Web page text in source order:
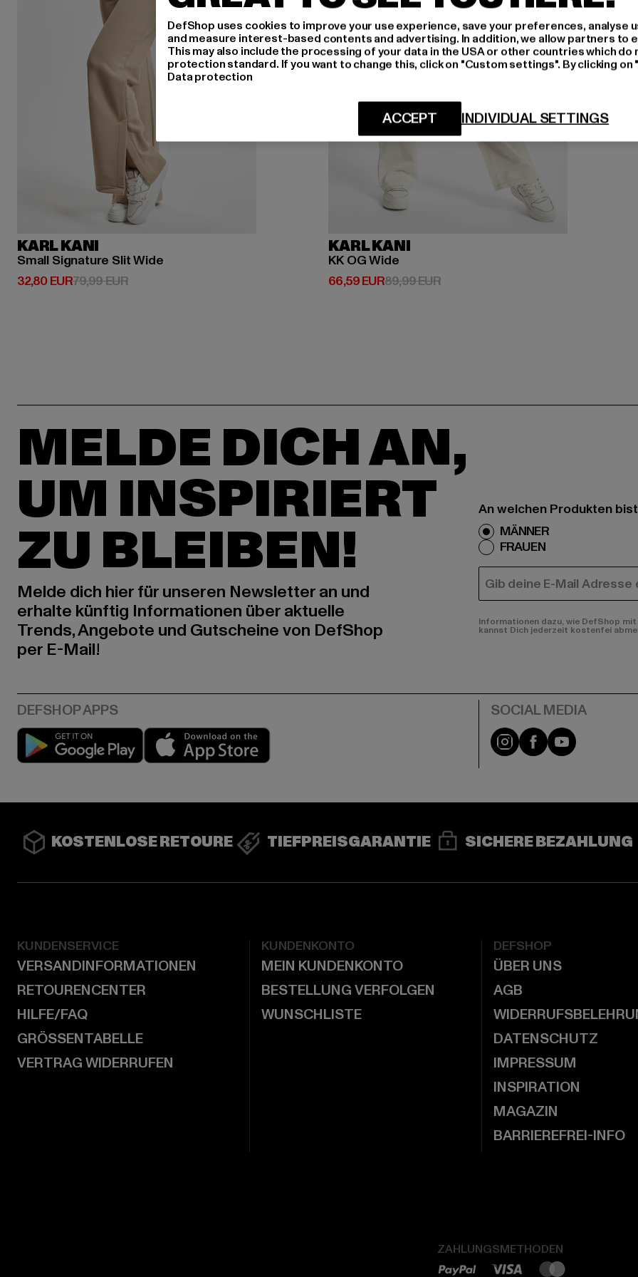
KARL KANI
Small Signature Slit Wide
32,80 EUR
Derzeitiger Preis: 32,80 EUR
79,99 EURAktionspreis: 79,99 EUR
KARL KANI
KK OG Wide
66,59 EUR
Derzeitiger Preis: 66,59 EUR
89,99 EURAktionspreis: 89,99 EUR
MELDE DICH AN,
UM INSPIRIERT
ZU BLEIBEN!
Melde dich hier für unseren Newsletter an und
erhalte künftig Informationen über aktuelle
Trends, Angebote und Gutscheine von DefShop
per E-Mail!
An welchen Produkten
MÄNNER
FRAUEN
E-MAIL
Informationen dazu, wie DefShop
kannst Dich jederzeit kostenfei
Play market Instagram
FacebookYouTube
KOSTENLOSE RETOURE TIEFPREISGARANTIE SICHERE BEZAHLUNG
KUNDENSERVICE
VERSANDINFORMATIONEN
RETOURENCENTER
HILFE/FAQ
GRÖSSENTABELLE
VERTRAG WIDERRUFEN
KUNDENKONTO
MEIN KUNDENKONTO
BESTELLUNG VERFOLGEN
WUNSCHLISTE
DEFSHOP
ÜBER UNS
AGB
DATENSCHUTZ
IMPRESSUM
INSPIRATION
MAGAZIN
BARRIEREFREI-INFO
ZAHLUNGSMETHODEN
DefShop uses cookies to improve your use experience, save your preferences, analyse
and measure interest-based contents and advertising. In addition, we allow partners to
This may also include the processing of your data in the USA or other countries which do
protection standard. If you want to change this, click on "Custom settings". By clicking
Data protection
INDIVIDUAL SETTINGS
ACCEPT